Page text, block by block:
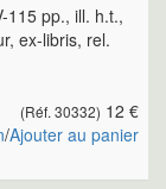
115 pp., ill. h.t.,
ex-libris, rel.
(Réf. 30332) 12 €
/Ajouter au panier